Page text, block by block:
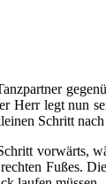
Herr legt
Schritt
Fußes.